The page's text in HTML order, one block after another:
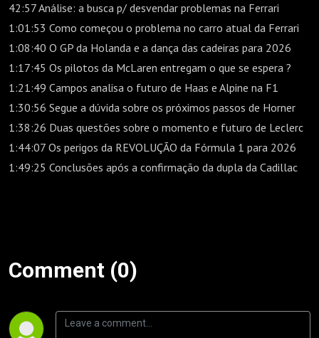
42:57 Análise: a busca p/ desvendar problemas na Ferrari
1:01:53 Como começou o problema no carro atual da Ferrari
1:08:40 O GP da Holanda e a dança das cadeiras para 2026
1:17:45 Os pilotos da McLaren entregam o que se espera ?
1:21:49 Campos analisa o futuro de Haas e Alpine na F1
1:30:56 Segue a dúvida sobre os próximos passos de Horner
1:38:26 Duas questões sobre o momento e futuro de Leclerc
1:44:07 Os perigos da REVOLUÇÃO da Fórmula 1 para 2026
1:49:25 Conclusões após a confirmação da dupla da Cadillac
Comment (0)